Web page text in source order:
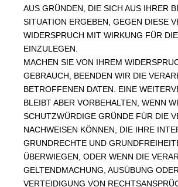
AUS GRÜNDEN, DIE SICH AUS IHRER
SITUATION ERGEBEN, GEGEN DIESE
WIDERSPRUCH MIT WIRKUNG FÜR
EINZULEGEN.
MACHEN SIE VON IHREM
GEBRAUCH, BEENDEN WIR DIE
BETROFFENEN DATEN. EINE
BLEIBT ABER VORBEHALTEN, WENN
SCHUTZWÜRDIGE GRÜNDE FÜR DIE
NACHWEISEN KÖNNEN, DIE IHRE
GRUNDRECHTE UND
ÜBERWIEGEN, ODER WENN DIE
GELTENDMACHUNG, AUSÜBUNG ODER
VERTEIDIGUNG VON